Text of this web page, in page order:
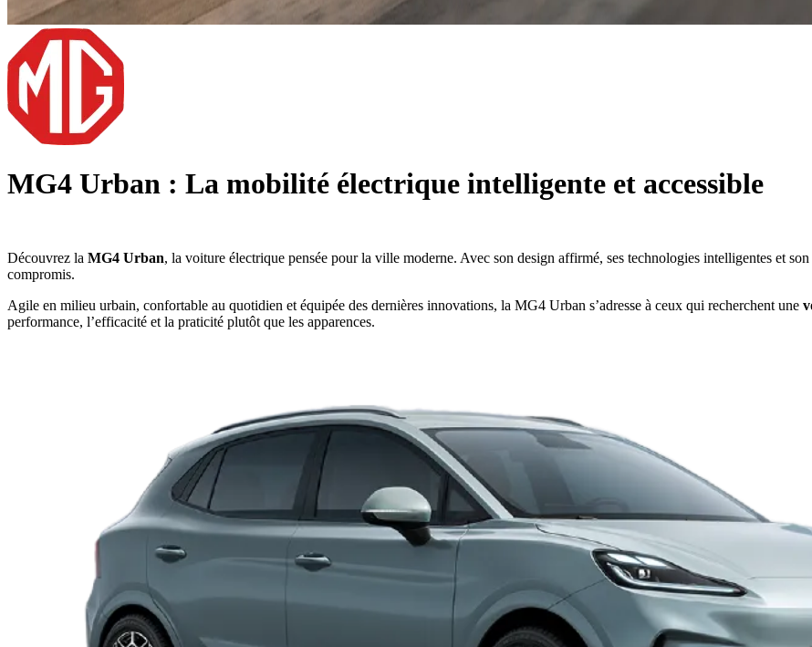
MG4 Urban : La mobilité électrique intelligente et accessible
Découvrez la MG4 Urban, la voiture électrique pensée pour la ville moderne. Avec son design affirmé, ses technologies intelligentes et
compromis.
Agile en milieu urbain, confortable au quotidien et équipée des dernières innovations, la MG4 Urban s’adresse à ceux qui recherchent une
performance, l’efficacité et la praticité plutôt que les apparences.